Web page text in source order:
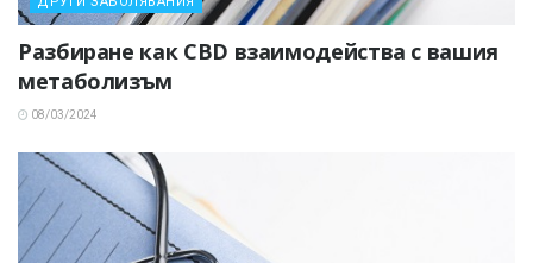
Разбиране как CBD взаимодейства с вашия
метаболизъм
08/03/2024